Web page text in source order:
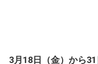
3月18日（金）から31